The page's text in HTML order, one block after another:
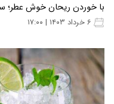
با خوردن ریحان خوش عطر؛